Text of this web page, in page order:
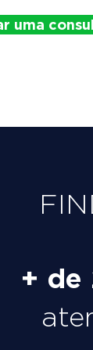
uma
+ de